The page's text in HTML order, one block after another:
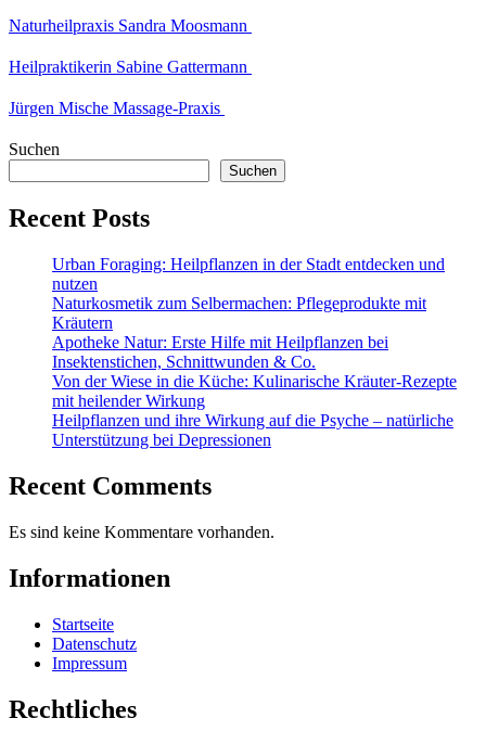
Naturheilpraxis Sandra Moosmann
Heilpraktikerin Sabine Gattermann
Jürgen Mische Massage-Praxis
Suchen
Suchen
Recent Posts
Urban Foraging: Heilpflanzen in der Stadt entdecken und
nutzen
Naturkosmetik zum Selbermachen: Pflegeprodukte mit
Kräutern
Apotheke Natur: Erste Hilfe mit Heilpflanzen bei
Insektenstichen, Schnittwunden & Co.
Von der Wiese in die Küche: Kulinarische Kräuter-Rezepte
mit heilender Wirkung
Heilpflanzen und ihre Wirkung auf die Psyche – natürliche
Unterstützung bei Depressionen
Recent Comments
Es sind keine Kommentare vorhanden.
Informationen
Startseite
Datenschutz
Impressum
Rechtliches